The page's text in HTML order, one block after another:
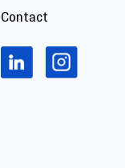
Contact